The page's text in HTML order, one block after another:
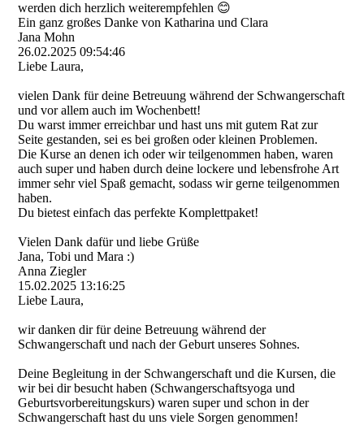
werden dich herzlich weiterempfehlen 😊
Ein ganz großes Danke von Katharina und Clara
Jana Mohn
26.02.2025 09:54:46
Liebe Laura,
vielen Dank für deine Betreuung während der Schwangerschaft
und vor allem auch im Wochenbett!
Du warst immer erreichbar und hast uns mit gutem Rat zur
Seite gestanden, sei es bei großen oder kleinen Problemen.
Die Kurse an denen ich oder wir teilgenommen haben, waren
auch super und haben durch deine lockere und lebensfrohe Art
immer sehr viel Spaß gemacht, sodass wir gerne teilgenommen
haben.
Du bietest einfach das perfekte Komplettpaket!
Vielen Dank dafür und liebe Grüße
Jana, Tobi und Mara :)
Anna Ziegler
15.02.2025 13:16:25
Liebe Laura,
wir danken dir für deine Betreuung während der
Schwangerschaft und nach der Geburt unseres Sohnes.
Deine Begleitung in der Schwangerschaft und die Kursen, die
wir bei dir besucht haben (Schwangerschaftsyoga und
Geburtsvorbereitungskur­s)­ waren super und schon in der
Schwangerschaft hast du uns viele Sorgen genommen!